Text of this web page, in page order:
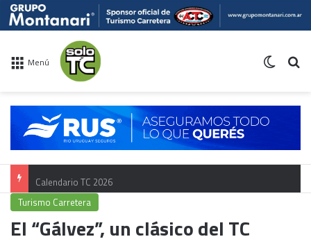
Menú
Calendario TC 2026
Turismo Carretera
El “Gálvez”, un clásico del TC